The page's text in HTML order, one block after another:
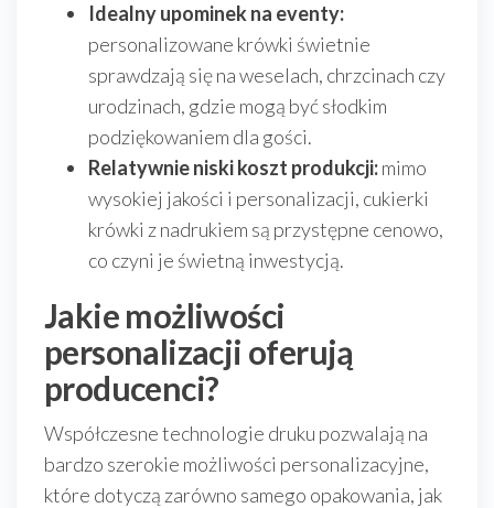
Idealny upominek na eventy:
personalizowane krówki świetnie
sprawdzają się na weselach, chrzcinach czy
urodzinach, gdzie mogą być słodkim
podziękowaniem dla gości.
Relatywnie niski koszt produkcji:mimo
wysokiej jakości i personalizacji, cukierki
krówki z nadrukiem są przystępne cenowo,
co czyni je świetną inwestycją.
Jakie możliwości
personalizacji oferują
producenci?
Współczesne technologie druku pozwalają na
bardzo szerokie możliwości personalizacyjne,
które dotyczą zarówno samego opakowania, jak